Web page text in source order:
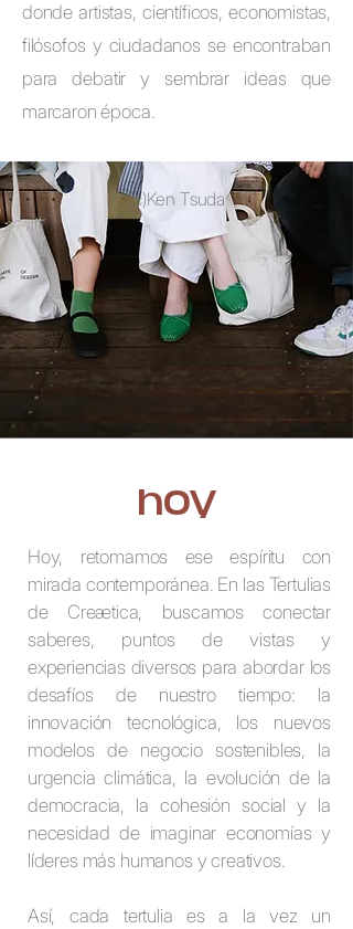
donde artistas, científicos, economistas,
filósofos y ciudadanos se encontraban
para debatir y sembrar ideas que
marcaron época.
(c)Ken Tsuda
hoy
Hoy, retomamos ese espíritu con
mirada contemporánea. En las Tertulias
de Creætica, buscamos conectar
saberes, puntos de vistas y
experiencias diversos para abordar los
desafíos de nuestro tiempo: la
innovación tecnológica, los nuevos
modelos de negocio sostenibles, la
urgencia climática, la evolución de la
democracia, la cohesión social y la
necesidad de imaginar economías y
líderes más humanos y creativos.
Así, cada tertulia es a la vez un